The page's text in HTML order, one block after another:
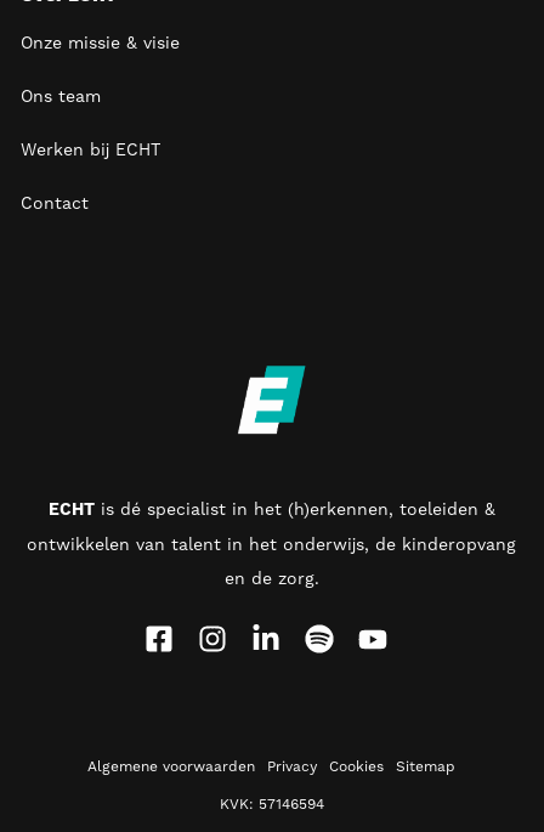
ECHTis dé specialist in het (h)erkennen, toeleiden &
ontwikkelen van talent in het onderwijs, de kinderopvang
en de zorg.
Onze missie & visie
Ons team
Werken bij ECHT
Contact
Algemene voorwaarden Privacy Cookies Sitemap
KVK: 57146594